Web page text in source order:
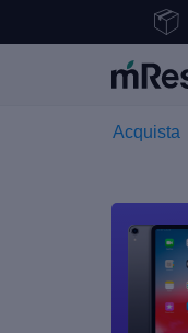
Acquista